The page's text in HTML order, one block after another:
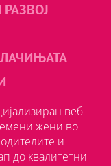
веб
жени во
и
до квалитетни